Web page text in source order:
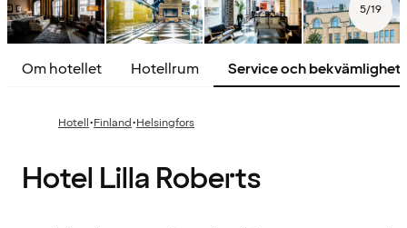
5/19
Om hotellet Hotellrum Service och
Hotell·Finland·Helsingfors
Hotel Lilla Roberts